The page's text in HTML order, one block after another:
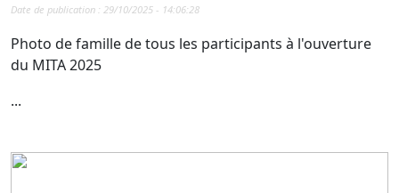
Date de publication : 29/10/2025 - 14:06:28
Photo de famille de tous les participants à l'ouverture
du MITA 2025
...